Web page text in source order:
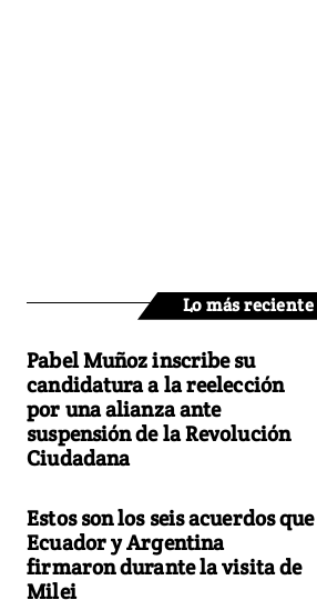
Lo más reciente
Pabel Muñoz inscribe su
candidatura a la reelección
por una alianza ante
suspensión de la Revolución
Ciudadana
Estos son los seis acuerdos que
Ecuador y Argentina
firmaron durante la visita de
Milei